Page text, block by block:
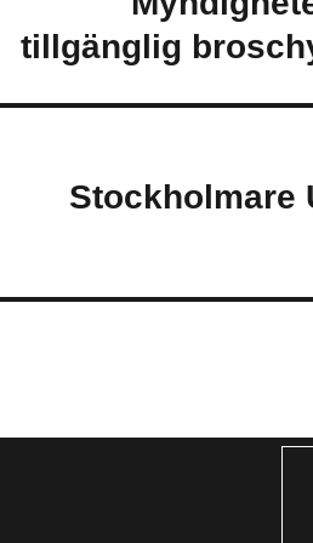
tillgänglig
(Svenska)